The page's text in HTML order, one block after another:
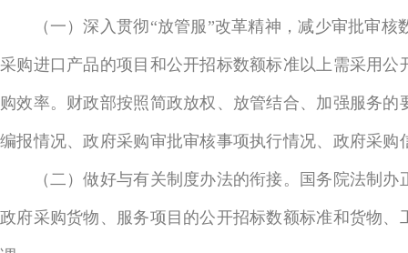
（一）深入贯彻“放管服”改革精神，减少审批审核
采购进口产品的项目和公开招标数额标准以上需采用
购效率。财政部按照简政放权、放管结合、加强服务
编报情况、政府采购审批审核事项执行情况、政府采购
（二）做好与有关制度办法的衔接。国务院法制办
政府采购货物、服务项目的公开招标数额标准和货物